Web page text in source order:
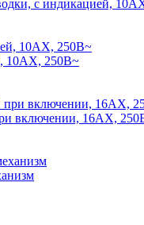
с индикацией,
10АХ, 250В~
включении, 16АХ,